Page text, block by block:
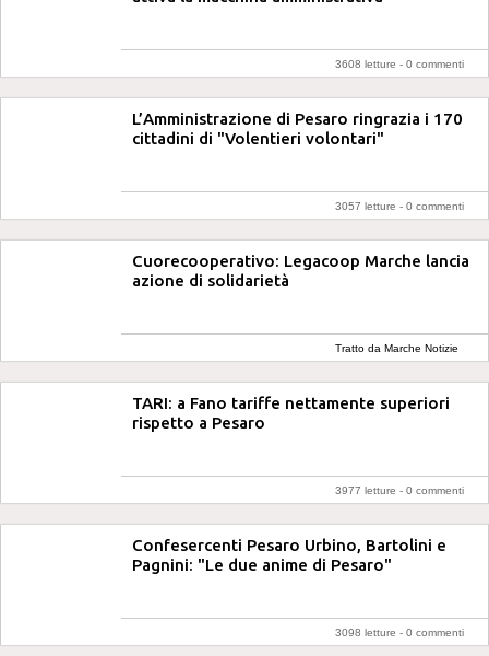
3608 letture - 0 commenti
L’Amministrazione di Pesaro ringrazia i 170
cittadini di "Volentieri volontari"
3057 letture - 0 commenti
Cuorecooperativo: Legacoop Marche lancia
azione di solidarietà
Tratto da Marche Notizie
TARI: a Fano tariffe nettamente superiori
rispetto a Pesaro
3977 letture - 0 commenti
Confesercenti Pesaro Urbino, Bartolini e
Pagnini: "Le due anime di Pesaro"
3098 letture - 0 commenti